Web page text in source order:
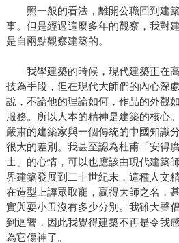
照一般的看法，離開公職回到建築
事。但是經過這麼多年的觀察，我對
是自兩點觀察建築的。
我學建築的時候，現代建築正在高
技為手段，但在現代大師們的內心深
說，不論他的理論如何，作品的外觀
服務。所以人本的精神是建築的核心
嚴肅的建築家與一個傳統的中國知識
很大的差別。我甚至認為杜甫「安得
士」的心情，可以也應該由現代建築
界建築發展到二十世紀末，這種人文
在造型上譁眾取寵，贏得大師之名，
實與耍小丑沒有多少分別。我雖大聲
到迴響，因此我覺得建築不再是令我
為它傷神了。